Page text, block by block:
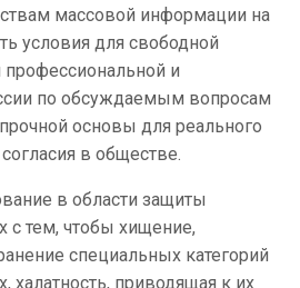
массовой информации на
условия для свободной
и
по обсуждаемым вопросам
основы для реального
в обществе.
в области защиты
с тем, чтобы хищение,
специальных категорий
халатность, приводящая к их